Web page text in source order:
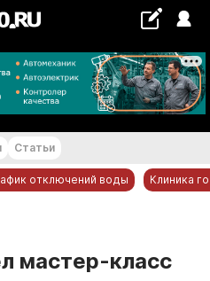
°С
Статьи
отключений воды Клиника
мастер-класс